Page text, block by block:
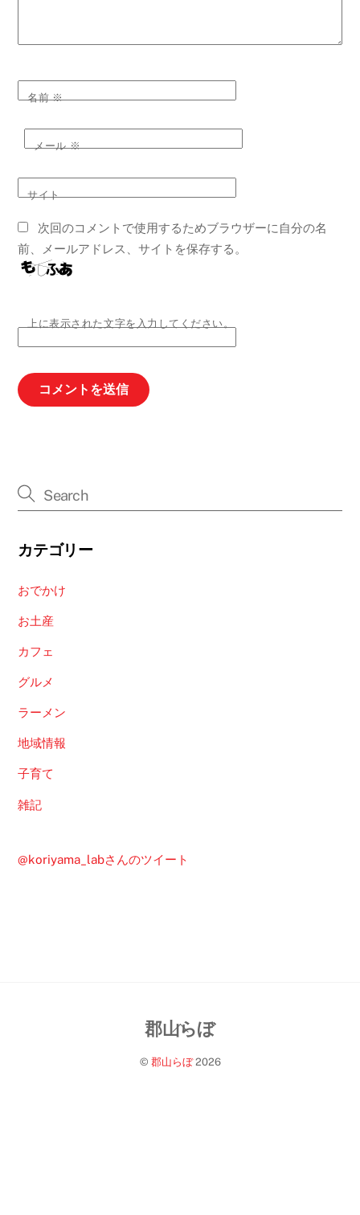
名前※
メール※
サイト
次回のコメントで使用するためブラウザーに自分の名
前、メールアドレス、サイトを保存する。
上に表示された文字を入力してください。
カテゴリー
おでかけ
お土産
カフェ
グルメ
ラーメン
地域情報
子育て
雑記
@koriyama_labさんのツイート
Back
Top
郡山らぼ
© 郡山らぼ2026